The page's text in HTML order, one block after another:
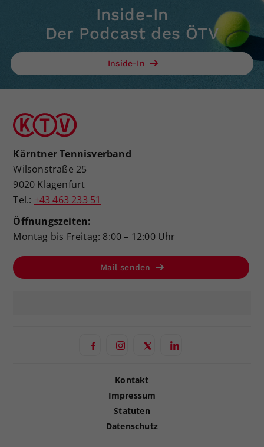
Inside-In
Der Podcast des ÖTV
Inside-In
Kärntner Tennisverband
Wilsonstraße 25
9020 Klagenfurt
Tel.: +43 463 233 51
Öffnungszeiten:
Montag bis Freitag: 8:00 – 12:00 Uhr
Mail senden
Kontakt
Impressum
Statuten
Datenschutz